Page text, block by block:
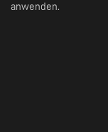
anwenden.